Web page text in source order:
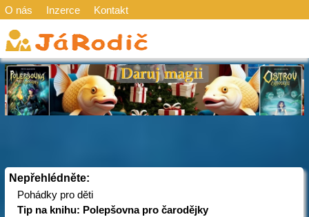
O nás Inzerce Kontakt
Nepřehlédněte:
Pohádky pro děti
Tip na knihu: Polepšovna pro čarodějky